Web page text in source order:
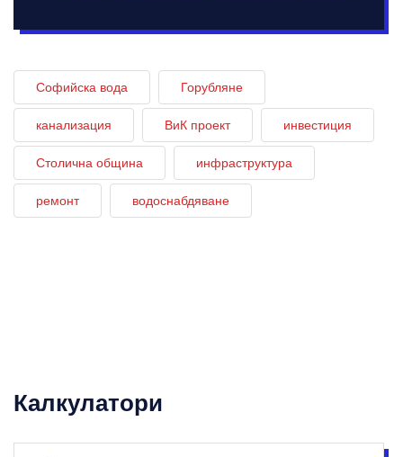
Софийска вода Горубляне
канализация ВиК проект инвестиция
Столична община инфраструктура
ремонт водоснабдяване
Калкулатори